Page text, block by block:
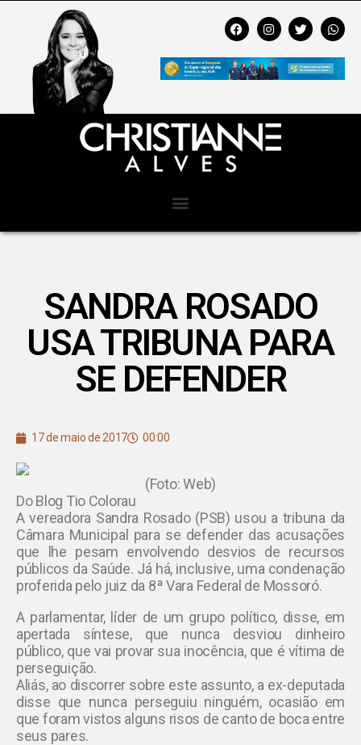
SANDRA ROSADO
USA TRIBUNA PARA
SE DEFENDER
17 de maio de 2017 00:00
(Foto: Web)
Do Blog Tio Colorau
A vereadora Sandra Rosado (PSB) usou a tribuna da
Câmara Municipal para se defender das acusações
que lhe pesam envolvendo desvios de recursos
públicos da Saúde. Já há, inclusive, uma condenação
proferida pelo juiz da 8ª Vara Federal de Mossoró.
A parlamentar, líder de um grupo político, disse, em
apertada síntese, que nunca desviou dinheiro
público, que vai provar sua inocência, que é vítima de
perseguição.
Aliás, ao discorrer sobre este assunto, a ex-deputada
disse que nunca perseguiu ninguém, ocasião em
que foram vistos alguns risos de canto de boca entre
seus pares.